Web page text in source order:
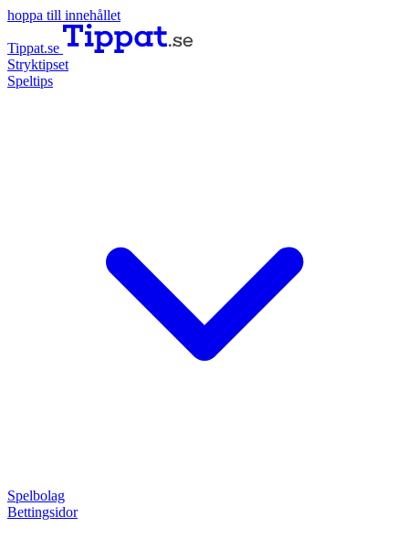
hoppa till innehållet
Tippat.se
Stryktipset
Speltips
Spelbolag
Bettingsidor